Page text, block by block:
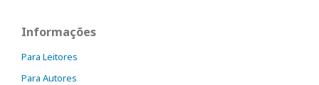
Informações
Para Leitores
Para Autores